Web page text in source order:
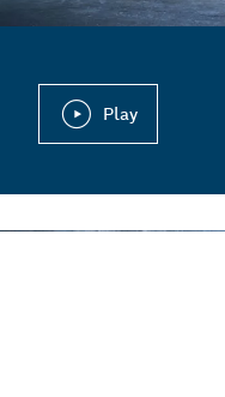
Play